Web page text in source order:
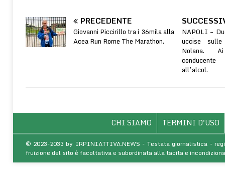
PRECEDENTE
Giovanni Piccirillo tra i 36mila alla
Acea Run Rome The Marathon.
NAPOLI –
uccise
Nolana.
all’alcol.
CHI SIAMO TERMINI D'USO
© 2023-2033 by IRPINIATTIVA.NEWS - Testata giornalistica -
fruizione del sito è facoltativa e subordinata alla tacita e